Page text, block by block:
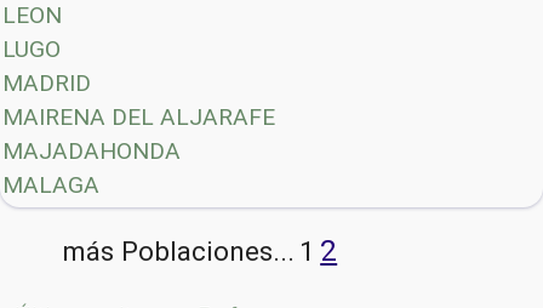
LEON
LUGO
MADRID
MAIRENA DEL ALJARAFE
MAJADAHONDA
MALAGA
más Poblaciones... 1 2